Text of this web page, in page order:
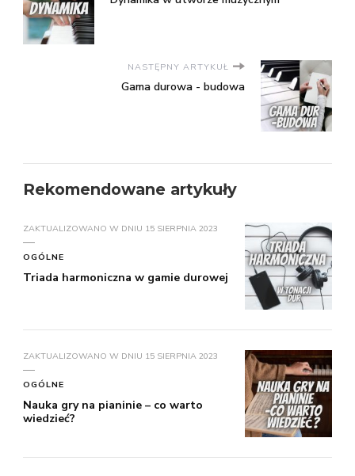
NASTĘPNY ARTYKUŁ
Gama durowa - budowa
Rekomendowane artykuły
ZAKTUALIZOWANO W DNIU 15 SIERPNIA 2023
OGÓLNE
Triada harmoniczna w gamie durowej
ZAKTUALIZOWANO W DNIU 15 SIERPNIA 2023
OGÓLNE
Nauka gry na pianinie – co warto
wiedzieć?